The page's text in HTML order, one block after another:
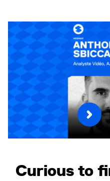
Curious to